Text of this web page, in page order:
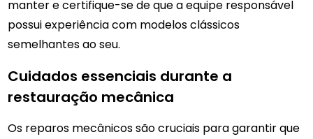
manter e certifique-se de que a equipe responsável
possui experiência com modelos clássicos
semelhantes ao seu.
Cuidados essenciais durante a
restauração mecânica
Os reparos mecânicos são cruciais para garantir que